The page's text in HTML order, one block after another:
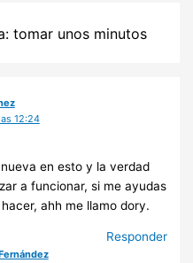
tomar unos minutos
12:24
en esto y la verdad
a funcionar, si me ayudas
ahh me llamo dory.
Responder